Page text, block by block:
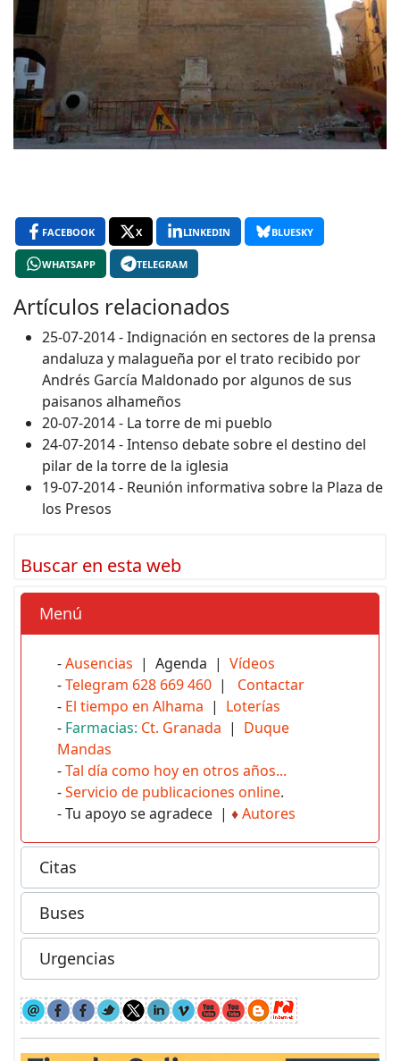
FACEBOOK X LINKEDIN BLUESKY
WHATSAPP TELEGRAM
Artículos relacionados
25-07-2014 - Indignación en sectores de la prensa
andaluza y malagueña por el trato recibido por
Andrés García Maldonado por algunos de sus
paisanos alhameños
20-07-2014 - La torre de mi pueblo
24-07-2014 - Intenso debate sobre el destino del
pilar de la torre de la iglesia
19-07-2014 - Reunión informativa sobre la Plaza de
los Presos
Buscar en esta web
Menú
-Ausencias | Agenda | Vídeos
-Telegram 628 669 460 | Contactar
- El tiempo en Alhama | Loterías
- Farmacias: Ct. Granada | Duque
Mandas
-Tal día como hoy en otros años...
-Servicio de publicaciones online.
- Tu apoyo se agradece | ♦Autores
Citas
Buses
Urgencias